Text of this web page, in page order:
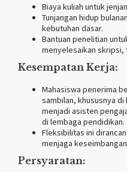
Biaya kuliah untuk
Tunjangan hidup
kebutuhan dasar.
Bantuan penelitian
menyelesaikan
Kesempatan Kerja:
Mahasiswa penerima
sambilan, khususnya
menjadi asisten
di lembaga pendidikan.
Fleksibilitas ini
menjaga
Persyaratan: